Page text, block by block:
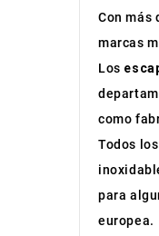
Con más
marcas
Los
como
Todos los
para
europea.